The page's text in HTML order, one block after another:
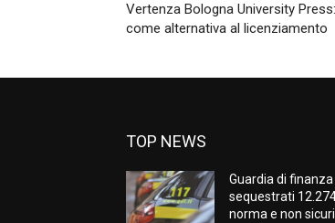
Vertenza Bologna University
come alternativa al licenziamento
TOP NEWS
Guardia di
sequestrati
norma e non